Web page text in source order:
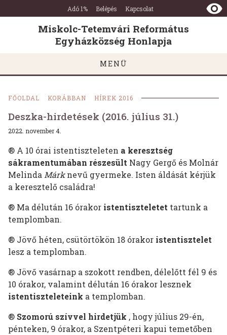
Miskolc-
Tetemvári
Református
Egyházközség
Honlapja
Ugrás a tartalomra
Ugrás a láblécre
Adó 1% Belépés Kapcsolat
Miskolc-Tetemvári Református
Egyházközség Honlapja
MENÜ
FŐOLDAL KORÁBBAN HÍREK 2016
Deszka-hirdetések (2016. július 31.)
2022. november 4.
® A 10 órai istentiszteleten a keresztség
sákramentumában részesült Nagy Gergő és Molnár
MelindaMárknevű gyermeke. Isten áldását kérjük
a keresztelő családra!
® Ma délután 16 órakor istentiszteletet tartunk a
templomban.
® Jövő héten, csütörtökön 18 órakor istentisztelet
lesz a templomban.
® Jövő vasárnap a szokott rendben, délelőtt fél 9 és
10 órakor, valamint délután 16 órakor lesznek
istentiszteleteink a templomban.
® Szomorú szívvel hirdetjük , hogy július 29-én,
pénteken, 9 órakor, a Szentpéteri kapui temetőben